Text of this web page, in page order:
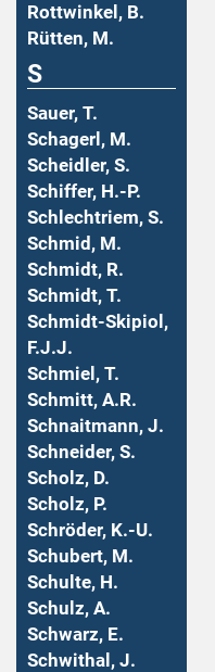
Rottwinkel, B.
Rütten, M.
S
Sauer, T.
Schagerl, M.
Scheidler, S.
Schiffer, H.-P.
Schlechtriem, S.
Schmid, M.
Schmidt, R.
Schmidt, T.
Schmidt-Skipiol,
F.J.J.
Schmiel, T.
Schmitt, A.R.
Schnaitmann, J.
Schneider, S.
Scholz, D.
Scholz, P.
Schröder, K.-U.
Schubert, M.
Schulte, H.
Schulz, A.
Schwarz, E.
Schwithal, J.